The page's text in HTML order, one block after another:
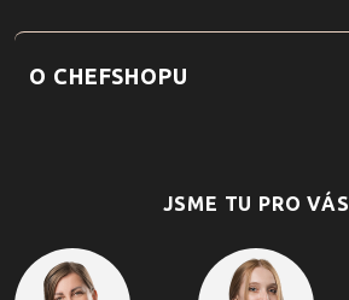
O CHEFSHOPU
JSME TU PRO VÁS